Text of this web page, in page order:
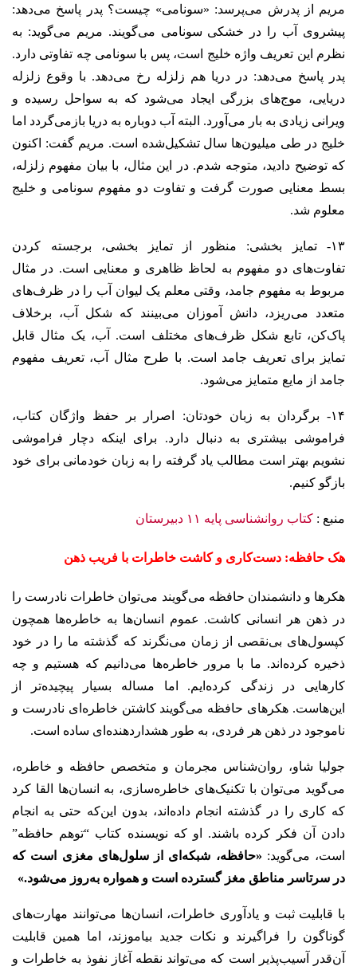
مریم از پدرش می‌پرسد: «سونامی» چیست؟ پدر پاسخ می‌دهد:
پیشروی آب را در خشکی سونامی می‌گویند. مریم می‌گوید: به
نظرم این تعریف واژه خلیج است، پس با سونامی چه تفاوتی دارد.
پدر پاسخ می‌دهد: در دریا هم زلزله رخ می‌دهد. با وقوع زلزله
دریایی، موج‌های بزرگی ایجاد می‌شود که به سواحل رسیده و
ویرانی زیادی به بار می‌آورد. البته آب دوباره به دریا بازمی‌گردد اما
خلیج در طی میلیون‌ها سال تشکیل‌شده است. مریم گفت: اکنون
که توضیح دادید، متوجه شدم. در این مثال، با بیان مفهوم زلزله،
بسط معنایی صورت گرفت و تفاوت دو مفهوم سونامی و خلیج
معلوم شد.
۱۳- تمایز بخشی: منظور از تمایز بخشی، برجسته کردن
تفاوت‌های دو مفهوم به لحاظ ظاهری و معنایی است. در مثال
مربوط به مفهوم جامد، وقتی معلم یک لیوان آب را در ظرف‌های
متعدد می‌ریزد، دانش آموزان می‌بینند که شکل آب، برخلاف
پاک‌کن، تابع شکل ظرف‌های مختلف است. آب، یک مثال قابل
تمایز برای تعریف جامد است. با طرح مثال آب، تعریف مفهوم
جامد از مایع متمایز می‌شود.
۱۴- برگردان به زبان خودتان: اصرار بر حفظ واژگان کتاب،
فراموشی بیشتری به دنبال دارد. برای اینکه دچار فراموشی
نشویم بهتر است مطالب یاد گرفته را به زبان خودمانی برای خود
بازگو کنیم.
منبع : کتاب روانشناسی پایه ۱۱ دبیرستان
هک حافظه: دست‌کاری و کاشت خاطرات با فریب ذهن
هکرها و دانشمندان حافظه می‌گویند می‌توان خاطرات نادرست را
در ذهن هر انسانی کاشت. عموم انسان‌ها به خاطره‌ها همچون
کپسول‌های بی‌نقصی از زمان می‌نگرند که گذشته ما را در خود
ذخیره کرده‌اند. ما با مرور خاطره‌ها می‌دانیم که هستیم و چه
کارهایی در زندگی کرده‌ایم. اما مساله بسیار پیچیده‌تر از
این‌هاست. هکرهای حافظه می‌گویند کاشتن خاطره‌ای نادرست و
ناموجود در ذهن هر فردی، به طور هشداردهنده‌ای ساده است.
جولیا شاو، روان‌شناس مجرمان و متخصص حافظه و خاطره،
می‌گوید می‌توان با تکنیک‌های خاطره‌سازی، به انسان‌ها القا کرد
که کاری را در گذشته انجام داده‌اند، بدون این‌که حتی به انجام
دادن آن فکر کرده باشند. او که نویسنده کتاب “توهم حافظه”
است، می‌گوید: «حافظه، شبکه‌ای از سلول‌های مغزی است که
در سرتاسر مناطق مغز گسترده است و همواره به‌روز می‌شود.»
با قابلیت ثبت و یادآوری خاطرات، انسان‌ها می‌توانند مهارت‌های
گوناگون را فراگیرند و نکات جدید بیاموزند، اما همین قابلیت
آن‌قدر آسیب‌پذیر است که می‌تواند نقطه آغاز نفوذ به خاطرات و